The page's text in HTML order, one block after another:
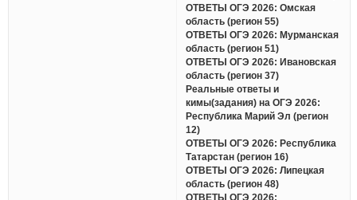
ОТВЕТЫ ОГЭ 2026: Омская
область (регион 55)
ОТВЕТЫ ОГЭ 2026: Мурманская
область (регион 51)
ОТВЕТЫ ОГЭ 2026: Ивановская
область (регион 37)
Реальные ответы и
кимы(задания) на ОГЭ 2026:
Республика Марий Эл (регион
12)
ОТВЕТЫ ОГЭ 2026: Республика
Татарстан (регион 16)
ОТВЕТЫ ОГЭ 2026: Липецкая
область (регион 48)
ОТВЕТЫ ОГЭ 2026: